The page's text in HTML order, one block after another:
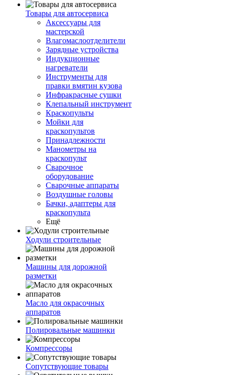
Товары для автосервиса
Аксессуары для
мастерской
Влагомаслоотделители
Зарядные устройства
Индукционные
нагреватели
Инструменты для
правки вмятин кузова
Инфракрасные сушки
Клепальный инструмент
Краскопульты
Мойки для
краскопультов
Принадлежности
Манометры на
краскопульт
Сварочное
оборудование
Сварочные аппараты
Воздушные головы
Бачки, адаптеры для
краскопульта
Ещё
Ходули строительные
Машины для дорожной
разметки
Масло для окрасочных
аппаратов
Полировальные машинки
Компрессоры
Сопутствующие товары